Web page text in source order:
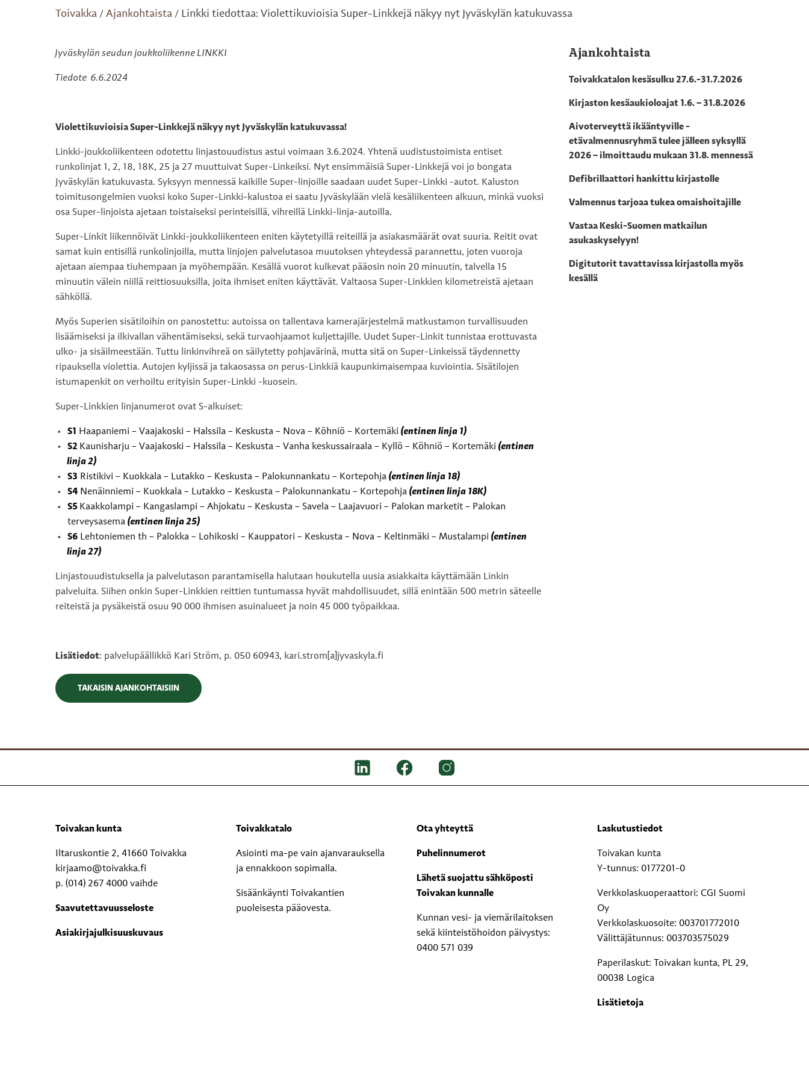
Toivakka / Ajankohtaista / Linkki tiedottaa: Violettikuvioisia Super-Linkkejä näkyy nyt Jyväskylän katukuvassa
Jyväskylän seudun joukkoliikenne LINKKI
Tiedote 6.6.2024
Violettikuvioisia Super-Linkkejä näkyy nyt Jyväskylän katukuvassa!
Linkki-joukkoliikenteen odotettu linjastouudistus astui voimaan 3.6.2024. Yhtenä uudistustoimista entiset
runkolinjat 1, 2, 18, 18K, 25 ja 27 muuttuivat Super-Linkeiksi. Nyt ensimmäisiä Super-Linkkejä voi jo bongata
Jyväskylän katukuvasta. Syksyyn mennessä kaikille Super-linjoille saadaan uudet Super-Linkki -autot. Kaluston
toimitusongelmien vuoksi koko Super-Linkki-kalustoa ei saatu Jyväskylään vielä kesäliikenteen alkuun, minkä vuoksi
osa Super-linjoista ajetaan toistaiseksi perinteisillä, vihreillä Linkki-linja-autoilla.
Super-Linkit liikennöivät Linkki-joukkoliikenteen eniten käytetyillä reiteillä ja asiakasmäärät ovat suuria. Reitit ovat
samat kuin entisillä runkolinjoilla, mutta linjojen palvelutasoa muutoksen yhteydessä parannettu, joten vuoroja
ajetaan aiempaa tiuhempaan ja myöhempään. Kesällä vuorot kulkevat pääosin noin 20 minuutin, talvella 15
minuutin välein niillä reittiosuuksilla, joita ihmiset eniten käyttävät. Valtaosa Super-Linkkien kilometreistä ajetaan
sähköllä.
Myös Superien sisätiloihin on panostettu: autoissa on tallentava kamerajärjestelmä matkustamon turvallisuuden
lisäämiseksi ja ilkivallan vähentämiseksi, sekä turvaohjaamot kuljettajille. Uudet Super-Linkit tunnistaa erottuvasta
ulko- ja sisäilmeestään. Tuttu linkinvihreä on säilytetty pohjavärinä, mutta sitä on Super-Linkeissä täydennetty
ripauksella violettia. Autojen kyljissä ja takaosassa on perus-Linkkiä kaupunkimaisempaa kuviointia. Sisätilojen
istumapenkit on verhoiltu erityisin Super-Linkki -kuosein.
Super-Linkkien linjanumerot ovat S-alkuiset:
S1 Haapaniemi – Vaajakoski – Halssila – Keskusta – Nova – Köhniö – Kortemäki (entinen linja 1)
S2 Kaunisharju – Vaajakoski – Halssila – Keskusta – Vanha keskussairaala – Kyllö – Köhniö – Kortemäki (entinen
linja 2)
S3 Ristikivi – Kuokkala – Lutakko – Keskusta – Palokunnankatu – Kortepohja (entinen linja 18)
S4 Nenäinniemi – Kuokkala – Lutakko – Keskusta – Palokunnankatu – Kortepohja (entinen linja 18K)
S5 Kaakkolampi – Kangaslampi – Ahjokatu – Keskusta – Savela – Laajavuori – Palokan marketit – Palokan
terveysasema (entinen linja 25)
S6 Lehtoniemen th – Palokka – Lohikoski – Kauppatori – Keskusta – Nova – Keltinmäki – Mustalampi (entinen
linja 27)
Linjastouudistuksella ja palvelutason parantamisella halutaan houkutella uusia asiakkaita käyttämään Linkin
palveluita. Siihen onkin Super-Linkkien reittien tuntumassa hyvät mahdollisuudet, sillä enintään 500 metrin säteelle
reiteistä ja pysäkeistä osuu 90 000 ihmisen asuinalueet ja noin 45 000 työpaikkaa.
Lisätiedot: palvelupäällikkö Kari Ström, p. 050 60943, kari.strom[a]jyvaskyla.fi
TAKAISIN AJANKOHTAISIIN
Ajankohtaista
Toivakkatalon kesäsulku 27.6.-31.7.2026
Kirjaston kesäaukioloajat 1.6. – 31.8.2026
Aivoterveyttä ikääntyville -
etävalmennusryhmä tulee jälleen syksyllä
2026 – ilmoittaudu mukaan 31.8. mennessä
Defibrillaattori hankittu kirjastolle
Valmennus tarjoaa tukea omaishoitajille
Vastaa Keski-Suomen matkailun
asukaskyselyyn!
Digitutorit tavattavissa kirjastolla myös
kesällä
Toivakan kunta
Iltaruskontie 2, 41660 Toivakka
kirjaamo@toivakka.fi
p. (014) 267 4000 vaihde
Saavutettavuusseloste
Asiakirjajulkisuuskuvaus
Toivakkatalo
Asiointi ma-pe vain ajanvarauksella
ja ennakkoon sopimalla.
Sisäänkäynti Toivakantien
puoleisesta pääovesta.
Ota yhteyttä
Puhelinnumerot
Lähetä suojattu sähköposti
Toivakan kunnalle
Kunnan vesi- ja viemärilaitoksen
sekä kiinteistöhoidon päivystys:
0400 571 039
Laskutustiedot
Toivakan kunta
Y-tunnus: 0177201-0
Verkkolaskuoperaattori: CGI Suomi
Oy
Verkkolaskuosoite: 003701772010
Välittäjätunnus: 003703575029
Paperilaskut: Toivakan kunta, PL 29,
00038 Logica
Lisätietoja